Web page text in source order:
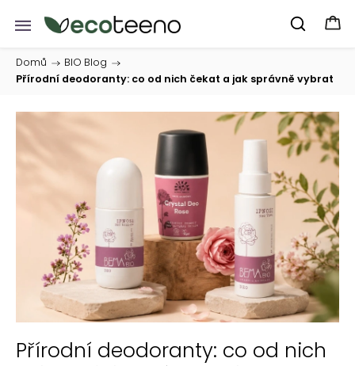
Domů / BIO Blog /
Přírodní deodoranty: co od nich čekat a jak správně vybrat
Přírodní deodoranty: co od nich